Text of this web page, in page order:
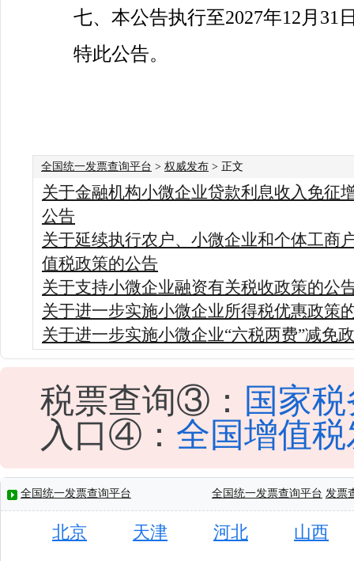
七、本公告执行至2027年12月31
特此公告。
全国统一发票查询平台 > 权威发布 > 正文
关于金融机构小微企业贷款利息收入免征
公告
关于延续执行农户、小微企业和个体工商
值税政策的公告
关于支持小微企业融资有关税收政策的公
关于进一步实施小微企业所得税优惠政策
关于进一步实施小微企业“六税两费”减免
税票查询③： 国家
入口④： 全国增值
全国统一发票查询平台 发票
全国统一发票查询平台
北京 天津 河北
山西